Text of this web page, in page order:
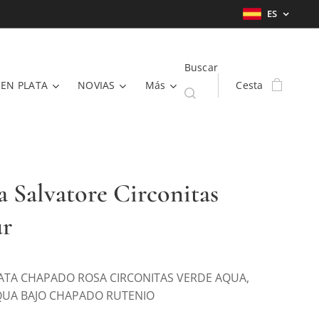
ES
PLATA NOVIAS Más
Buscar
Cesta
Salvatore Circonitas
CHAPADO ROSA CIRCONITAS VERDE AQUA,
BAJO CHAPADO RUTENIO